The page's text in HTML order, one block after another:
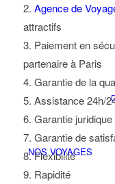
NOS VOYAGES
2. Agence de
attractifs
3. Paiement en
partenaire à Paris
4. Garantie de la
5. Assistance 24h/
6. Garantie
7. Garantie de
8. Flexibilité
9. Rapidité